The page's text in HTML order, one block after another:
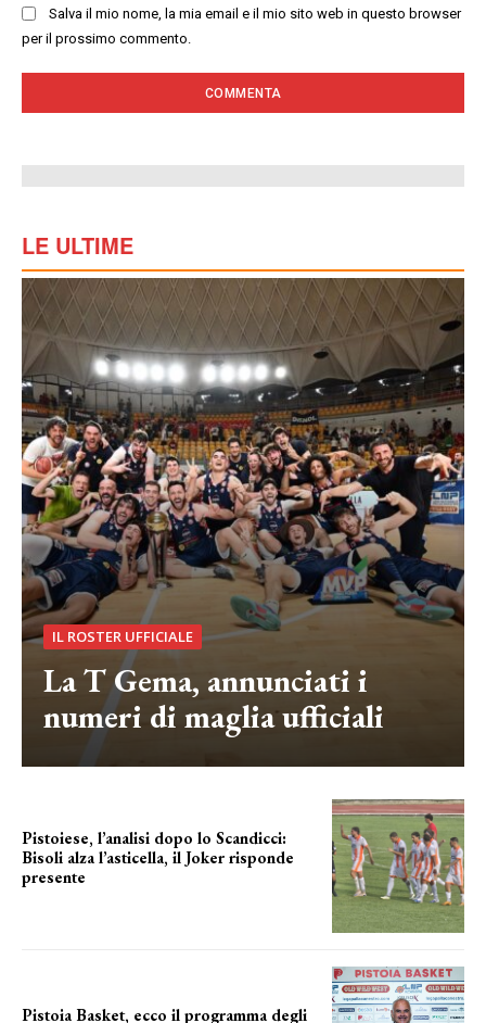
Salva il mio nome, la mia email e il mio sito web in questo browser
per il prossimo commento.
LE ULTIME
IL ROSTER UFFICIALE
La T Gema, annunciati i
numeri di maglia ufficiali
Pistoiese, l’analisi dopo lo Scandicci:
Bisoli alza l’asticella, il Joker risponde
presente
Pistoia Basket, ecco il programma degli